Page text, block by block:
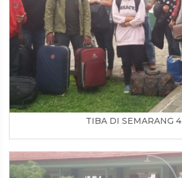
TIBA DI SEMARANG 4